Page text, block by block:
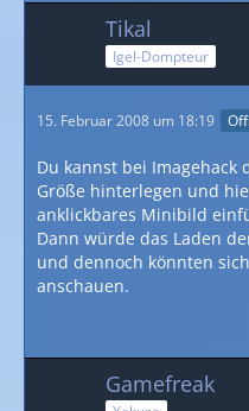
Tikal
Igel-Dompteur
15. Februar 2008 um 18:19
Du kannst bei Imagehack
Größe hinterlegen und
anklickbares Minibild
Dann würde das Laden
und dennoch könnten
anschauen.
Gamefreak